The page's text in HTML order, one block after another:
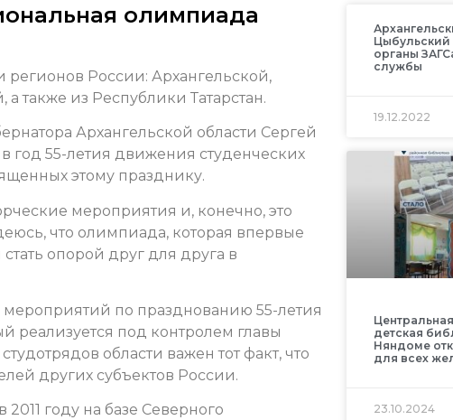
олимпиада
России: Архангельской,
также из Республики Татарстан.
Архангельской области Сергей
год 55-летия движения студенческих
этому празднику.
мероприятия и, конечно, это
что олимпиада, которая впервые
опорой друг для друга в
по празднованию 55-летия
реализуется под контролем главы
области важен тот факт, что
других субъектов России.
году на базе Северного
органы
службы
19.12.2022
детская
Няндоме
для всех
23.10.2024